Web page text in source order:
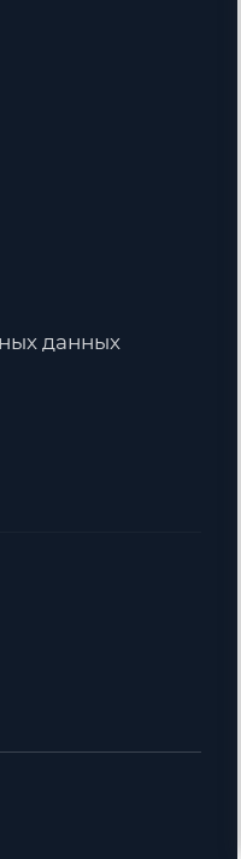
данных